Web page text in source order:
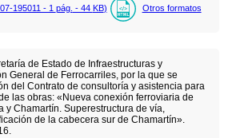
195011 - 1 pág. - 44 KB) Otros formatos
de Estado de Infraestructuras y
General de Ferrocarriles, por la que se
del Contrato de consultoría y asistencia para
las obras: «Nueva conexión ferroviaria de
y Chamartín. Superestructura de vía,
de la cabecera sur de Chamartín».